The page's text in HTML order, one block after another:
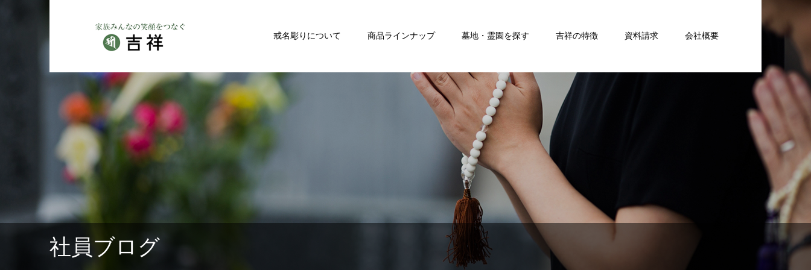
戒名彫りについて 商品ラインナップ 墓地・霊園を探す 吉祥の特徴 資料請求 会社概要
社員ブログ